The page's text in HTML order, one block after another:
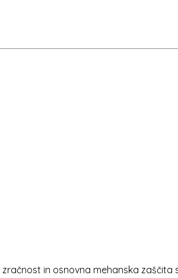
in osnovna mehanska zaščita